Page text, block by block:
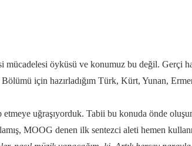
öyküsü ve konumuz bu değil. Gerçi
için hazırladığım Türk, Kürt, Yunan,
etmeye uğraşıyorduk. Tabii bu konuda önde
MOOG denen ilk sentezci aleti hemen